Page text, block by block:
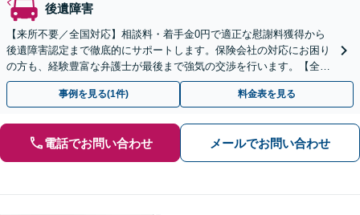
後遺障害
【来所不要／全国対応】相談料・着手金0円で適正な慰謝料獲得から
後遺障害認定まで徹底的にサポートします。保険会社の対応にお困り
の方も、経験豊富な弁護士が最後まで強気の交渉を行います。【全国
13拠点】お気軽にご相談ください。
事例を見る(1件) 料金表を見る
電話でお問い合わせ メールでお問い合わせ